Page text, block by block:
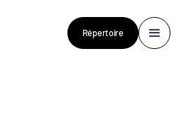
Répertoire